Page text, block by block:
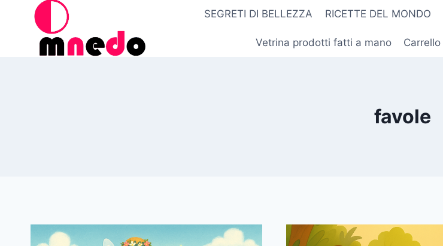
contenuto
SEGRETI DI BELLEZZA RICETTE DEL MONDO
Vetrina prodotti fatti a mano Carrello
favole